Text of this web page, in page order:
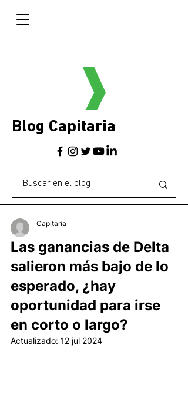
Blog Capitaria
Las ganancias de Delta
salieron más bajo de lo
esperado, ¿hay
oportunidad para irse
en corto o largo?
Capitaria
Actualizado: 12 jul 2024